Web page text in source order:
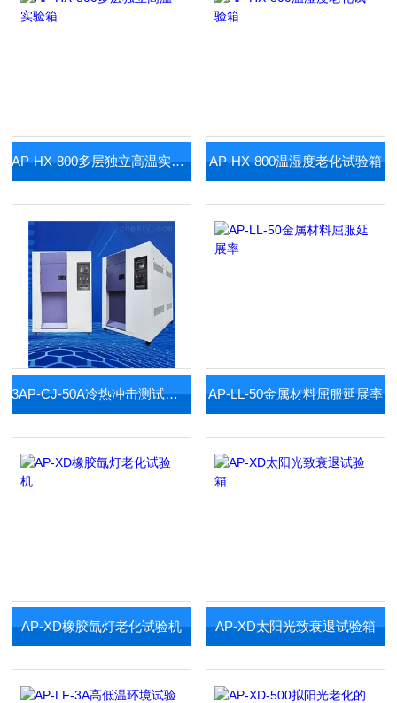
AP-HX-800多层独立高温实验箱 AP-HX-800温湿度老化试验箱
3AP-CJ-50A冷热冲击测试的设备 AP-LL-50金属材料屈服延展率
AP-XD橡胶氙灯老化试验机 AP-XD太阳光致衰退试验箱